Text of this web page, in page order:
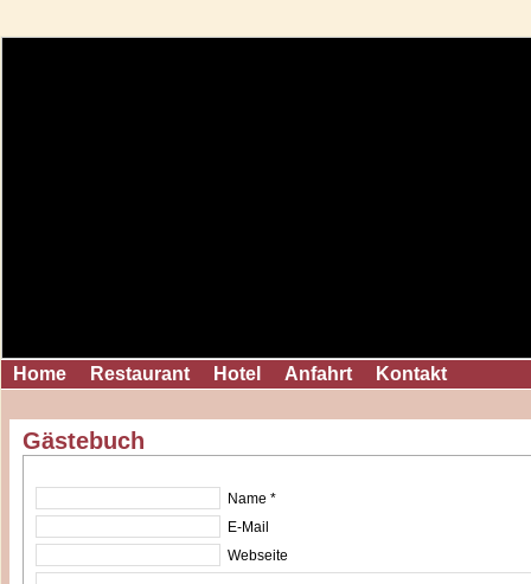
Home Restaurant Hotel Anfahrt Kontakt
Gästebuch
Name *
E-Mail
Webseite